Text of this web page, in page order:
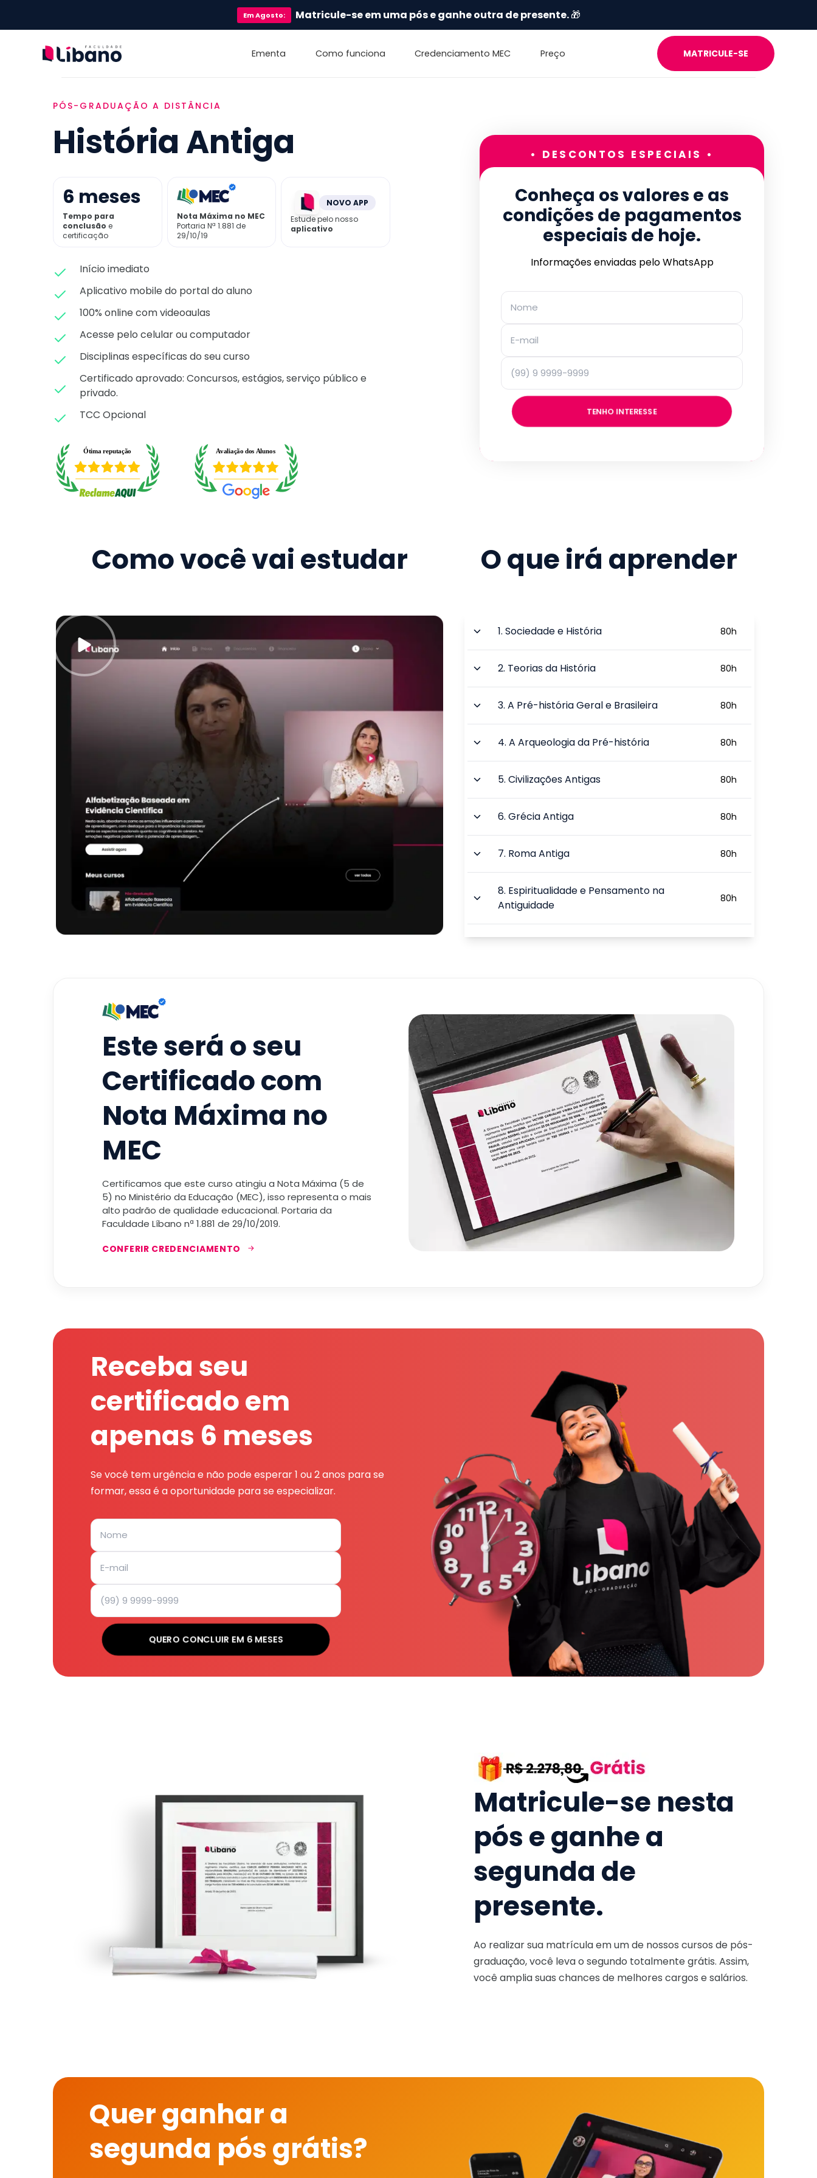
EmAgosto: Matricule-se em uma pós e ganhe outra de presente.🎁
Ementa Como funciona Credenciamento MEC Preço MATRICULE-SE
PÓS-GRADUAÇÃO A DISTÂNCIA
História Antiga
6 meses
Tempo para
conclusão e
certificação
Nota Máxima no MEC
Portaria Nª 1.881 de
29/10/19
NOVO APP
Estude pelo nosso
aplicativo
Início imediato
Aplicativo mobile do portal do aluno
100% online com videoaulas
Acesse pelo celular ou computador
Disciplinas específicas do seu curso
Certificado aprovado: Concursos, estágios, serviço público e
privado.
TCC Opcional
• DESCONTOS ESPECIAIS •
Conheça os valores e as
condições de pagamentos
especiais de hoje.
Informações enviadas pelo WhatsApp
TENHO INTERESSE
Como você vai estudar O que irá aprender
1.Sociedade e História 80h
2. Teorias da História 80h
3.A Pré-história Geral e Brasileira 80h
4.A Arqueologia da Pré-história 80h
5.Civilizações Antigas 80h
6.Grécia Antiga 80h
7. Roma Antiga 80h
8. Espiritualidade e Pensamento na
Antiguidade
80h
9.Antiguidade Tardia e Transformações
Este será o seu
Certificado com
Nota Máxima no
MEC
Certificamos que este curso atingiu a Nota Máxima (5 de
5) no Ministério da Educação (MEC), isso representa o mais
alto padrão de qualidade educacional. Portaria da
Faculdade Líbano nª 1.881 de 29/10/2019.
CONFERIR CREDENCIAMENTO
Receba seu
certificado em
apenas 6 meses
Se você tem urgência e não pode esperar 1 ou 2 anos para se
formar, essa é a oportunidade para se especializar.
QUERO CONCLUIR EM 6 MESES
Matricule-se nesta
pós e ganhe a
segunda de
presente.
Ao realizar sua matrícula em um de nossos cursos de pós-
graduação, você leva o segundo totalmente grátis. Assim,
você amplia suas chances de melhores cargos e salários.
Quer ganhar a
segunda pós grátis?